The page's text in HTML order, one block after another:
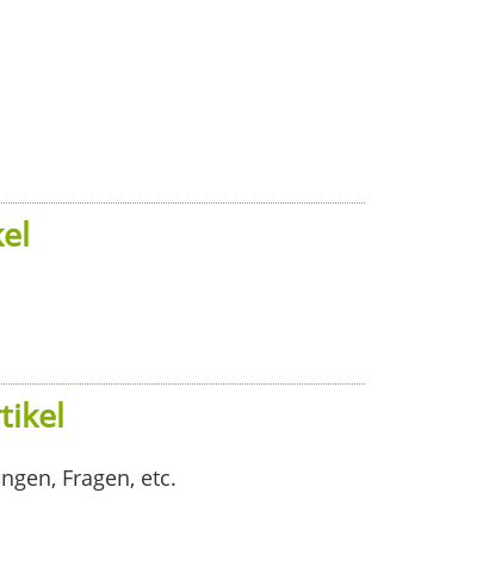
Fragen, etc.